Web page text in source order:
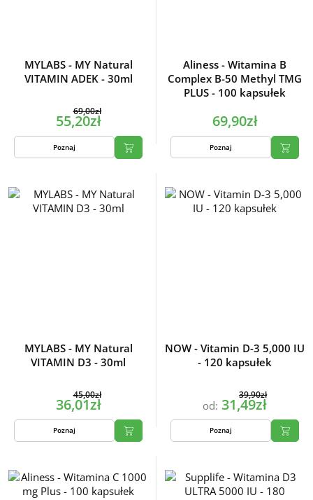
MYLABS - MY Natural
VITAMIN ADEK - 30ml
69,00zł
55,20zł
Poznaj
Aliness - Witamina B
Complex B-50 Methyl TMG
PLUS - 100 kapsułek
69,90zł
Poznaj
MYLABS - MY Natural
VITAMIN D3 - 30ml
45,00zł
36,01zł
Poznaj
NOW - Vitamin D-3 5,000 IU
- 120 kapsułek
od:
39,90zł
31,49zł
Poznaj